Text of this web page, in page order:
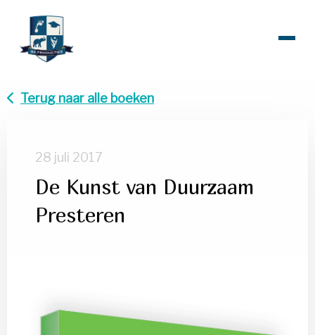
Terug naar alle boeken
28 juli 2017
De Kunst van Duurzaam
Presteren